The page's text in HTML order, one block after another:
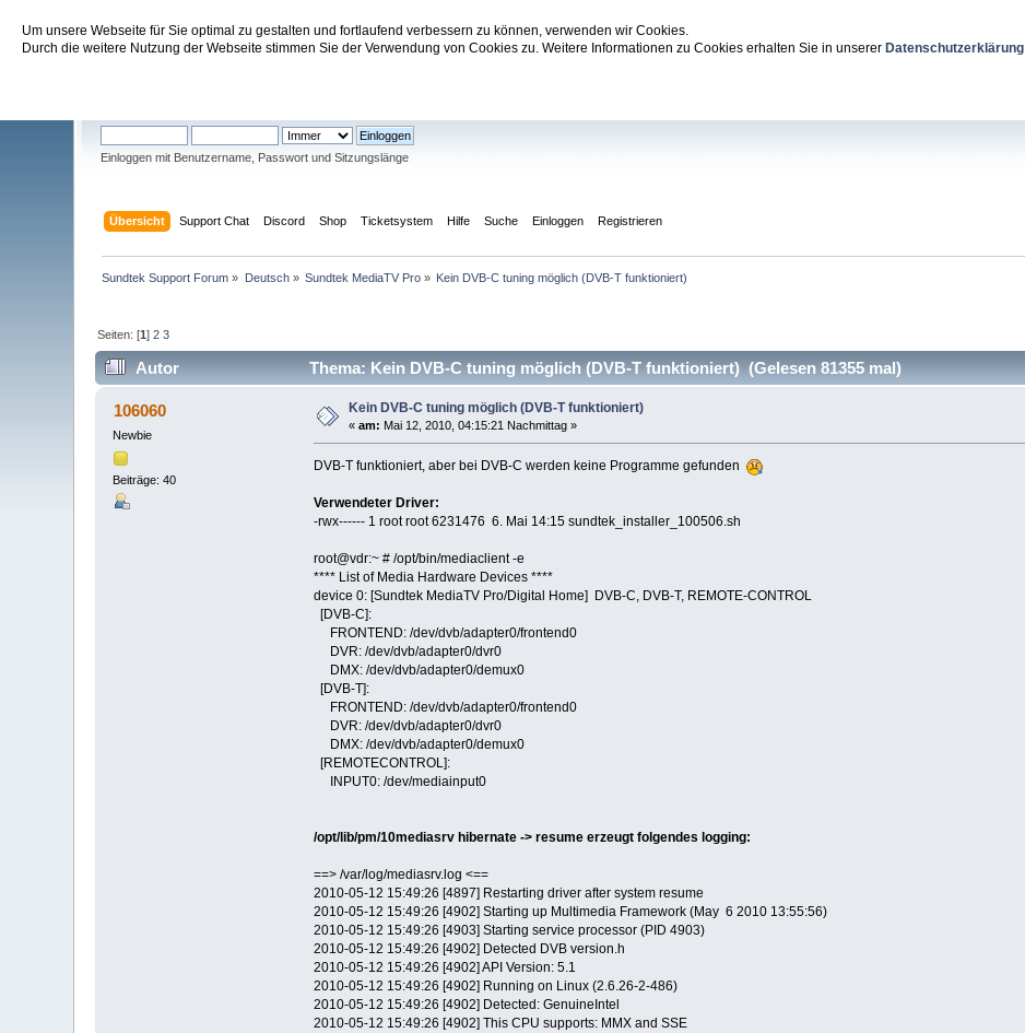
Um unsere Webseite für Sie optimal zu gestalten und fortlaufend verbessern zu können, verwenden wir Cookies.
Durch die weitere Nutzung der Webseite stimmen Sie der Verwendung von Cookies zu. Weitere Informationen zu Cookies erhalten Sie in unserer Datenschutzerklärung
Sundtek Support Forum
Einloggen mit Benutzername, Passwort und Sitzungslänge
Übersicht Support Chat Discord Shop Ticketsystem Hilfe Suche Einloggen Registrieren
Sundtek Support Forum » Deutsch» Sundtek MediaTV Pro » Kein DVB-C tuning möglich (DVB-T funktioniert)
Seiten: [1]2 3
Autor Thema: Kein DVB-C tuning möglich (DVB-T funktioniert) (Gelesen 81355 mal)
106060
Newbie
Beiträge: 40
Kein DVB-C tuning möglich (DVB-T funktioniert)
«am: Mai 12, 2010, 04:15:21 Nachmittag »
DVB-T funktioniert, aber bei DVB-C werden keine Programme gefunden
Verwendeter Driver:
-rwx------ 1 root root 6231476 6. Mai 14:15 sundtek_installer_100506.sh
root@vdr:~ # /opt/bin/mediaclient -e
**** List of Media Hardware Devices ****
device 0: [Sundtek MediaTV Pro/Digital Home] DVB-C, DVB-T, REMOTE-CONTROL
[DVB-C]:
FRONTEND: /dev/dvb/adapter0/frontend0
DVR: /dev/dvb/adapter0/dvr0
DMX: /dev/dvb/adapter0/demux0
[DVB-T]:
FRONTEND: /dev/dvb/adapter0/frontend0
DVR: /dev/dvb/adapter0/dvr0
DMX: /dev/dvb/adapter0/demux0
[REMOTECONTROL]:
INPUT0: /dev/mediainput0
/opt/lib/pm/10mediasrv hibernate -> resume erzeugt folgendes logging:
==> /var/log/mediasrv.log <==
2010-05-12 15:49:26 [4897] Restarting driver after system resume
2010-05-12 15:49:26 [4902] Starting up Multimedia Framework (May 6 2010 13:55:56)
2010-05-12 15:49:26 [4903] Starting service processor (PID 4903)
2010-05-12 15:49:26 [4902] Detected DVB version.h
2010-05-12 15:49:26 [4902] API Version: 5.1
2010-05-12 15:49:26 [4902] Running on Linux (2.6.26-2-486)
2010-05-12 15:49:26 [4902] Detected: GenuineIntel
2010-05-12 15:49:26 [4902] This CPU supports: MMX and SSE